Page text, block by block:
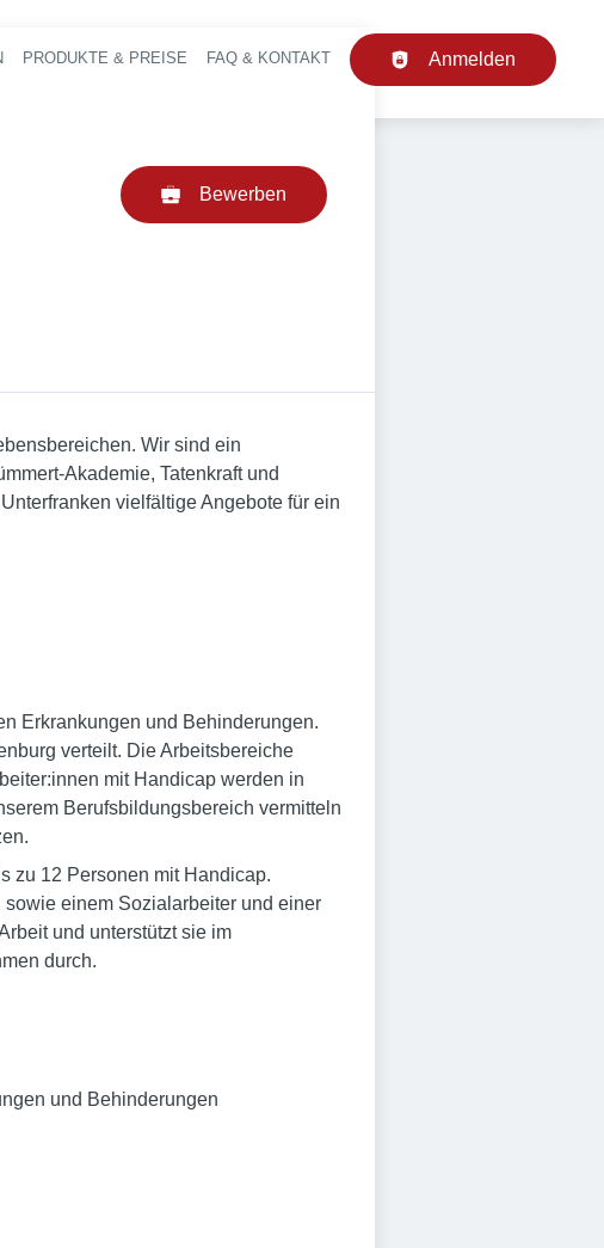
Haupt-Navigation
PRODUKTE & PREISE FAQ & KONTAKT Anmelden
Bewerben
Wir sind ein
Akademie, Tatenkraft und
vielfältige Angebote für ein
Erkrankungen und Behinderungen.
verteilt. Die Arbeitsbereiche
mit Handicap werden in
Berufsbildungsbereich vermitteln
zu 12 Personen mit Handicap.
einem Sozialarbeiter und einer
und unterstützt sie im
durch.
und Behinderungen